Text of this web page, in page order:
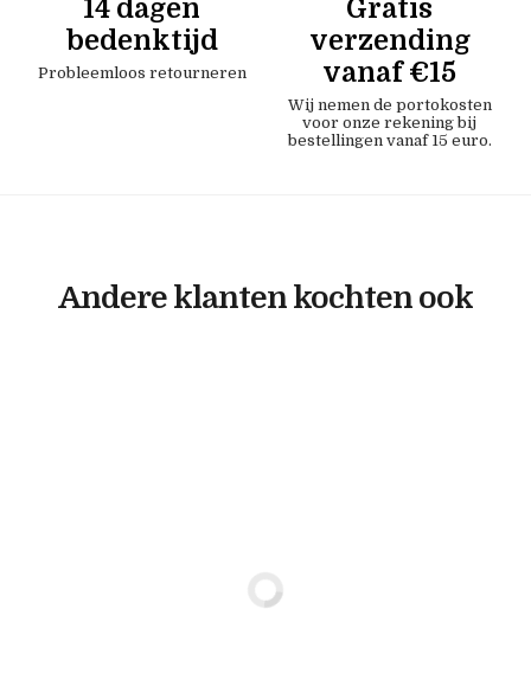
14 dagen
bedenktijd
Probleemloos retourneren
Gratis
verzending
vanaf €15
Wij nemen de portokosten
voor onze rekening bij
bestellingen vanaf 15 euro.
Andere klanten kochten ook